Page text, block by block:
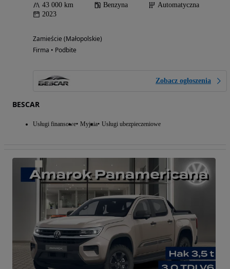
43 000 km Benzyna
Automatyczna
2023
Zamieście (Małopolskie)
Firma • Podbite
Zobacz ogłoszenia
BESCAR
Usługi finansowe Myjnia Usługi ubezpieczeniowe